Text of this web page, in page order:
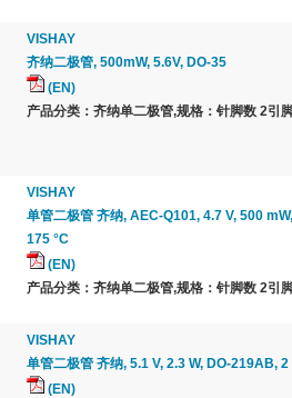
VISHAY
齐纳二极管, 500mW, 5.6V, DO-35
(EN)
产品分类：齐纳单二极管,规格：针脚数 2引
VISHAY
单管二极管 齐纳, AEC-Q101, 4.7 V, 500
175 °C
(EN)
产品分类：齐纳单二极管,规格：针脚数 2引
VISHAY
单管二极管 齐纳, 5.1 V, 2.3 W, DO-219AB, 2
(EN)